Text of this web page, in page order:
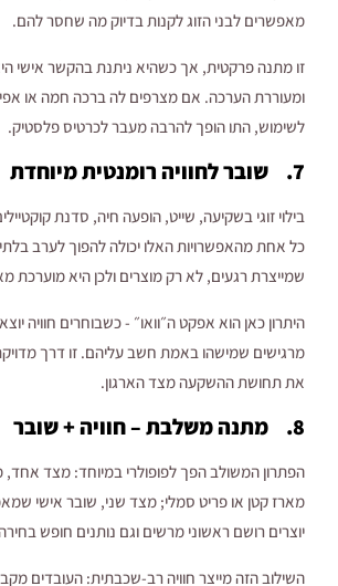
מאפשרים לבני הזוג לקנות בדיוק מה שחסר להם.
זו מתנה פרקטית, אך כשהיא ניתנת בהקשר אישי
ומעוררת הערכה. אם מצרפים לה ברכה חמה או
לשימוש, התו הופך להרבה מעבר לכרטיס פלסטיק.
7. שובר לחוויה רומנטית מיוחדת
בילוי זוגי בשקיעה, שייט, הופעה חיה, סדנת
כל אחת מהאפשרויות האלו יכולה להפוך לערב
שמייצרת רגעים, לא רק מוצרים ולכן היא מוערכת
היתרון כאן הוא אפקט ה״וואו״ - כשבוחרים חוויה
מרגישים שמישהו באמת חשב עליהם. זו דרך
את תחושת ההשקעה מצד הארגון.
8. מתנה משלבת – חוויה + שובר
הפתרון המשולב הפך לפופולרי במיוחד: מצד אחד,
מארז קטן או פריט סמלי; מצד שני, שובר אישי
יוצרים רושם ראשוני מרשים וגם נותנים חופש
השילוב הזה מייצר חוויה רב-שכבתית: העובדים